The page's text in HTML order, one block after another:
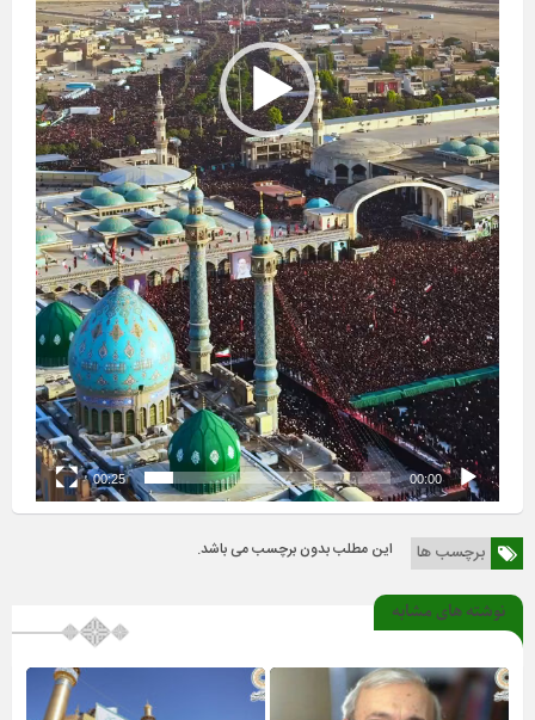
00:00
00:25
برچسب ها این مطلب بدون برچسب می باشد.
نوشته های مشابه